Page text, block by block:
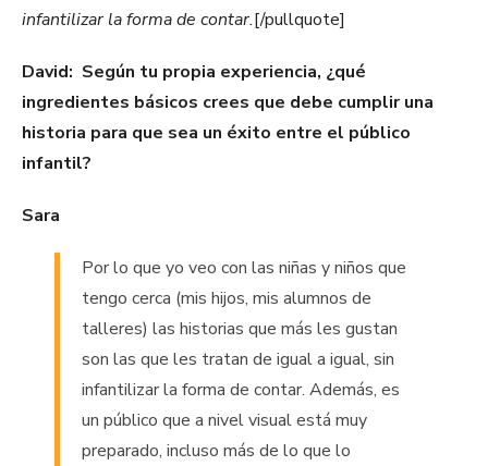
infantilizar la forma de contar.[/pullquote]
David: Según tu propia experiencia, ¿qué
ingredientes básicos crees que debe cumplir una
historia para que sea un éxito entre el público
infantil?
Sara
Por lo que yo veo con las niñas y niños que
tengo cerca (mis hijos, mis alumnos de
talleres) las historias que más les gustan
son las que les tratan de igual a igual, sin
infantilizar la forma de contar. Además, es
un público que a nivel visual está muy
preparado, incluso más de lo que lo